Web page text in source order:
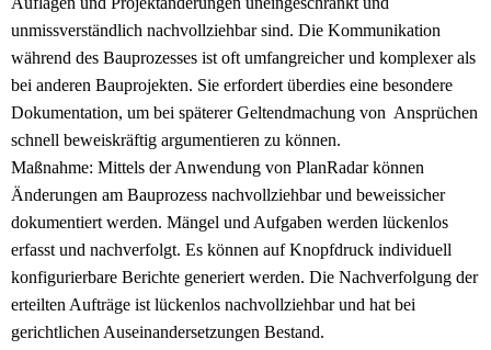
unmissverständlich nachvollziehbar sind. Die Kommunikation
während des Bauprozesses ist oft umfangreicher und komplexer als
bei anderen Bauprojekten. Sie erfordert überdies eine besondere
Dokumentation, um bei späterer Geltendmachung von Ansprüchen
schnell beweiskräftig argumentieren zu können.
Maßnahme: Mittels der Anwendung von PlanRadar können
Änderungen am Bauprozess nachvollziehbar und beweissicher
dokumentiert werden. Mängel und Aufgaben werden lückenlos
erfasst und nachverfolgt. Es können auf Knopfdruck individuell
konfigurierbare Berichte generiert werden. Die Nachverfolgung der
erteilten Aufträge ist lückenlos nachvollziehbar und hat bei
gerichtlichen Auseinandersetzungen Bestand.